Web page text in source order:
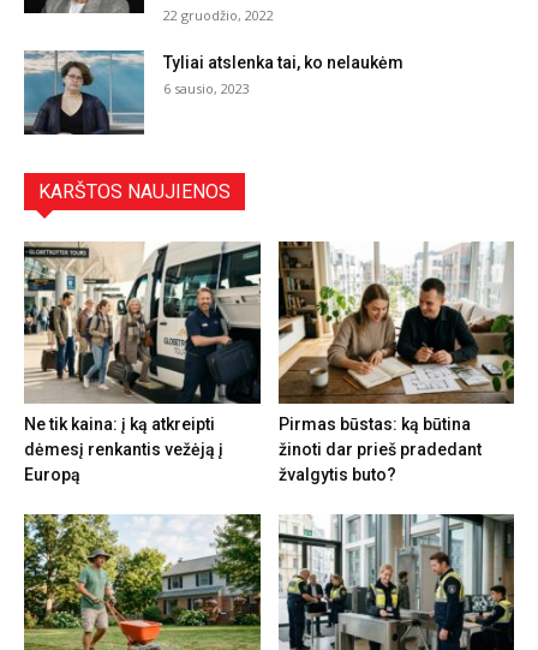
22 gruodžio, 2022
Tyliai atslenka tai, ko nelaukėm
6 sausio, 2023
KARŠTOS NAUJIENOS
Ne tik kaina: į ką atkreipti
dėmesį renkantis vežėją į
Europą
Pirmas būstas: ką būtina
žinoti dar prieš pradedant
žvalgytis buto?